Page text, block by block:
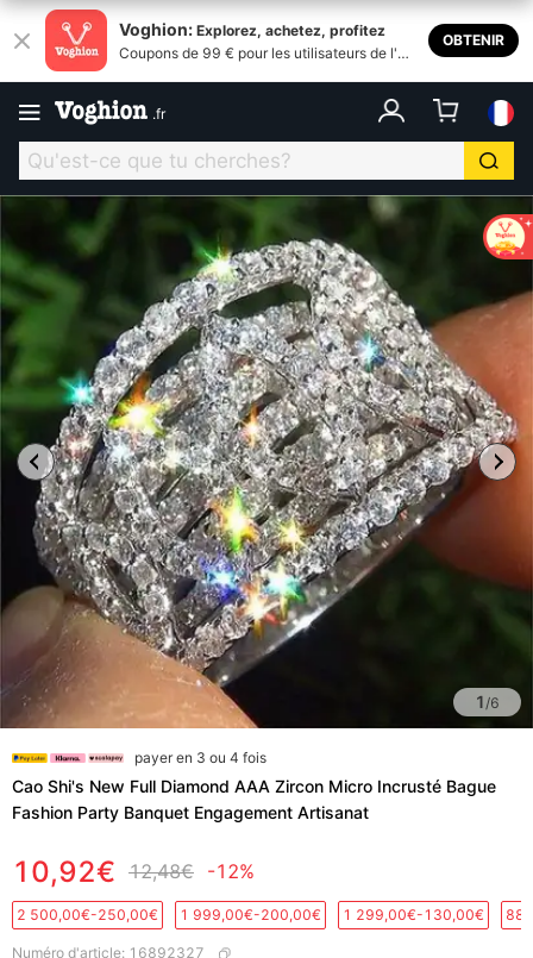
Voghion: Explorez, achetez, profitez
Coupons de 99 € pour les utilisateurs de l'ap
OBTENIR
.fr
1/6
payer en 3 ou 4 fois
Cao Shi's New Full Diamond AAA Zircon Micro Incrusté Bague
Fashion Party Banquet Engagement Artisanat
10,92€ 12,48€ -12%
2 500,00€-250,00€ 1 999,00€-200,00€ 1 299,00€-130,00€
Numéro d'article: 16892327